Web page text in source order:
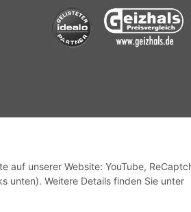
auf unserer Website: YouTube,
unten). Weitere Details finden Sie unter